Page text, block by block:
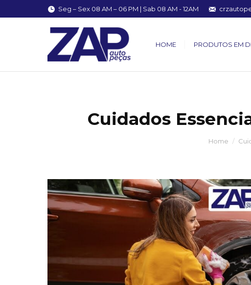
Seg – Sex 08 AM – 06 PM | Sab 08 AM - 12AM
HOME PRODUTOS EM
Cuidados
Home